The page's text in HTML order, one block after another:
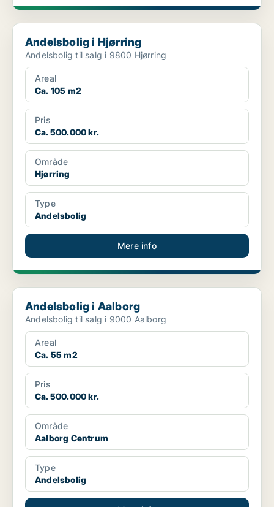
Andelsbolig i Hjørring
Andelsbolig i Hjørring
Andelsbolig til salg i 9800 Hjørring
Areal
Ca. 105 m2
Pris
Ca. 500.000 kr.
Område
Hjørring
Type
Andelsbolig
Mere info
Andelsbolig i Aalborg
Andelsbolig i Aalborg
Andelsbolig til salg i 9000 Aalborg
Areal
Ca. 55 m2
Pris
Ca. 500.000 kr.
Område
Aalborg Centrum
Type
Andelsbolig